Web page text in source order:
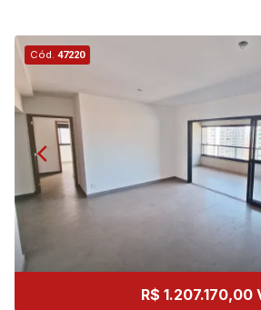
Cód.47220
R$ 1.207.170,00